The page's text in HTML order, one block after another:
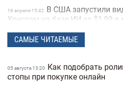
16 апреля 15:42
В США запустили
Христом на базе ИИ за $1,99 в
15 апреля 16:04 Meta создает ИИ-
для общения с сотрудниками
возможного создателя
САМЫЕ ЧИТАЕМЫЕ
05 августа 13:20
Как подобрать
стопы при покупке онлайн